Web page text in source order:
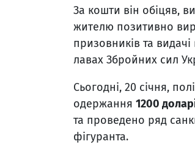
За кошти він обіцяв,
жителю позитивно
призовників та
лавах Збройних сил
Сьогодні, 20 січня,
одержання 1200
та проведено ряд
фігуранта.